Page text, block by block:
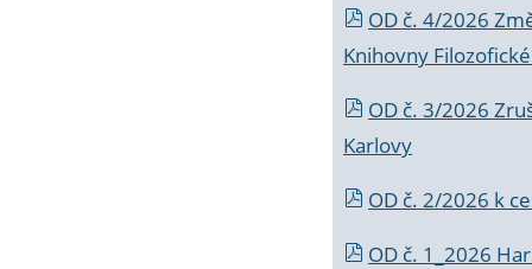
OD č. 4/2026
Knihovny
OD č. 3/2026
Karlovy
OD č. 2/2026 k
OD č. 1_2026